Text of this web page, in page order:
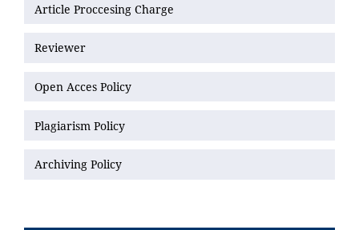
Article Proccesing Charge
Reviewer
Open Acces Policy
Plagiarism Policy
Archiving Policy